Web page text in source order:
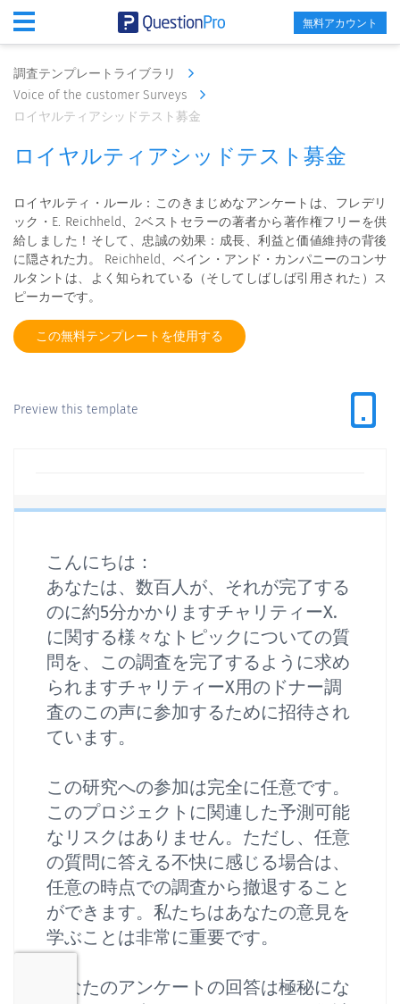
無料アカウント
調査テンプレートライブラリ
Voice of the customer Surveys
ロイヤルティアシッドテスト募金
ロイヤルティアシッドテスト募金
ロイヤルティ・ルール：このきまじめなアンケートは、フレデリ
ック・E. Reichheld、2ベストセラーの著者から著作権フリーを供
給しました！そして、忠誠の効果：成長、利益と価値維持の背後
に隠された力。 Reichheld、ベイン・アンド・カンパニーのコンサ
ルタントは、よく知られている（そしてしばしば引用された）ス
ピーカーです。
この無料テンプレートを使用する
Preview this template